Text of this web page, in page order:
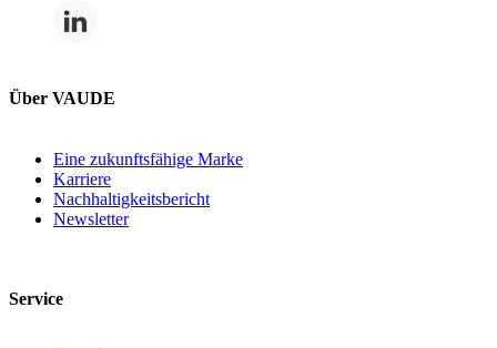
Über VAUDE
Eine zukunftsfähige Marke
Karriere
Nachhaltigkeitsbericht
Newsletter
Service